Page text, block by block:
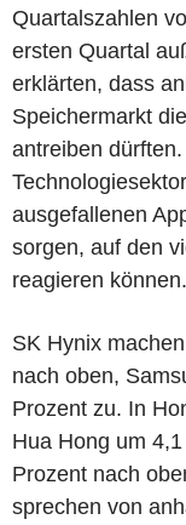
Quartalszahlen
ersten Quartal
erklärten, dass
Speichermarkt
antreiben
ausgefallenen
sorgen, auf den
reagieren können.
SK Hynix
nach oben,
Prozent zu. In
Hua Hong um
Prozent nach
sprechen von